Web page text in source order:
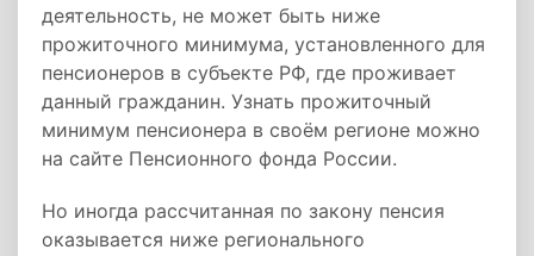
деятельность, не может быть ниже
прожиточного минимума, установленного для
пенсионеров в субъекте РФ, где проживает
данный гражданин. Узнать прожиточный
минимум пенсионера в своём регионе можно
на сайте Пенсионного фонда России.
Но иногда рассчитанная по закону пенсия
оказывается ниже регионального